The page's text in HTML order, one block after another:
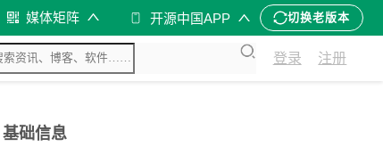
媒体矩阵 开源中国APP 切换老版本
登录 注册
基础信息